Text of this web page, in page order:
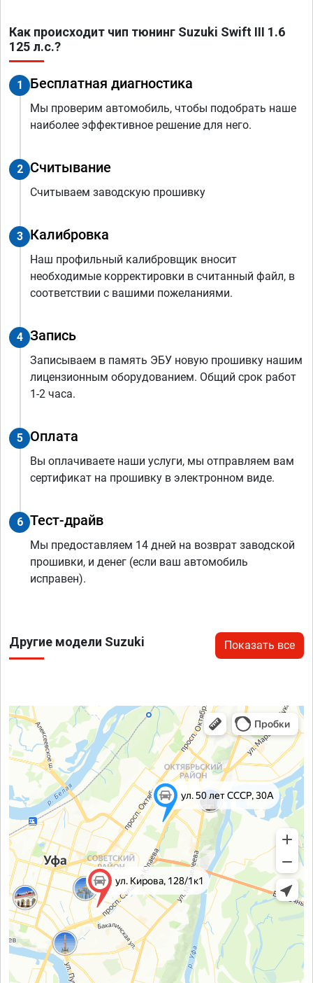
Как происходит чип тюнинг Suzuki Swift III 1.6
125 л.с.?
1 Бесплатная диагностика
Мы проверим автомобиль, чтобы подобрать наше
наиболее эффективное решение для него.
2 Считывание
Считываем заводскую прошивку
3 Калибровка
Наш профильный калибровщик вносит
необходимые корректировки в считанный файл, в
соответствии с вашими пожеланиями.
4 Запись
Записываем в память ЭБУ новую прошивку нашим
лицензионным оборудованием. Общий срок работ
1-2 часа.
5 Оплата
Вы оплачиваете наши услуги, мы отправляем вам
сертификат на прошивку в электронном виде.
6 Тест-драйв
Мы предоставляем 14 дней на возврат заводской
прошивки, и денег (если ваш автомобиль
исправен).
Другие модели Suzuki Показать все